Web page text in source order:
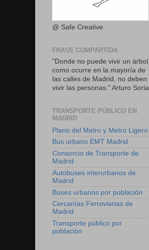
@ Safe Creative
FRASE COMPARTIDA
"Donde no puede vivir un árbol,
como ocurre en la mayoría de
las calles de Madrid, no deben
vivir las personas." Arturo Soria.
TRANSPORTE PÚBLICO EN
MADRID
Plano del Metro y Metro Ligero
Bus urbano EMT Madrid
Consorcio de Transporte de
Madrid
Autobuses interurbanos de
Madrid
Buses urbanos por población
Cercanías Ferroviarias de
Madrid
Transporte público por
población